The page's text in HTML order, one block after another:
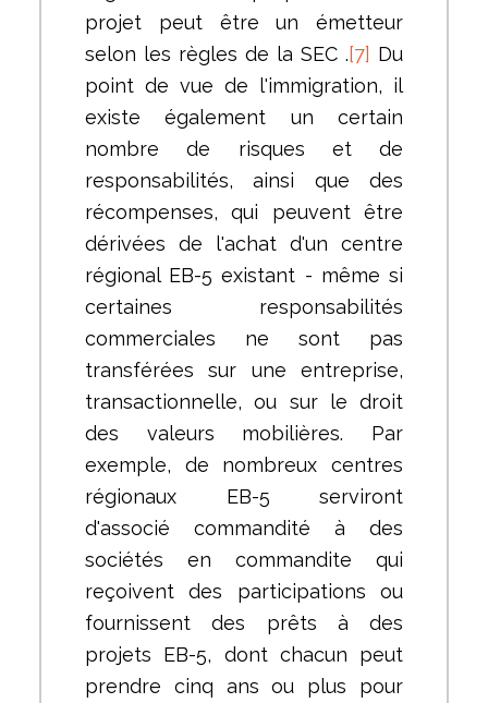
projet peut être un émetteur
selon les règles de la SEC .[7] Du
point de vue de l'immigration, il
existe également un certain
nombre de risques et de
responsabilités, ainsi que des
récompenses, qui peuvent être
dérivées de l'achat d'un centre
régional EB-5 existant - même si
certaines responsabilités
commerciales ne sont pas
transférées sur une entreprise,
transactionnelle, ou sur le droit
des valeurs mobilières. Par
exemple, de nombreux centres
régionaux EB-5 serviront
d'associé commandité à des
sociétés en commandite qui
reçoivent des participations ou
fournissent des prêts à des
projets EB-5, dont chacun peut
prendre cinq ans ou plus pour